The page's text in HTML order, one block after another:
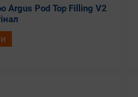
Argus Pod Top Filling V2